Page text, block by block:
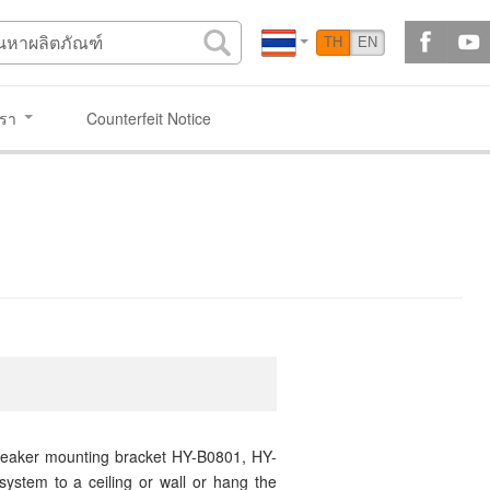
TH EN
า Counterfeit Notice
mounting bracket HY-B0801, HY-
to a ceiling or wall or hang the